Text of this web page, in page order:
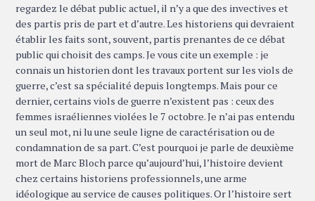
regardez le débat public actuel, il n’y a que des invectives et
des partis pris de part et d’autre. Les historiens qui devraient
établir les faits sont, souvent, partis prenantes de ce débat
public qui choisit des camps. Je vous cite un exemple : je
connais un historien dont les travaux portent sur les viols de
guerre, c’est sa spécialité depuis longtemps. Mais pour ce
dernier, certains viols de guerre n’existent pas : ceux des
femmes israéliennes violées le 7 octobre. Je n’ai pas entendu
un seul mot, ni lu une seule ligne de caractérisation ou de
condamnation de sa part. C’est pourquoi je parle de deuxième
mort de Marc Bloch parce qu’aujourd’hui, l’histoire devient
chez certains historiens professionnels, une arme
idéologique au service de causes politiques. Or l’histoire sert